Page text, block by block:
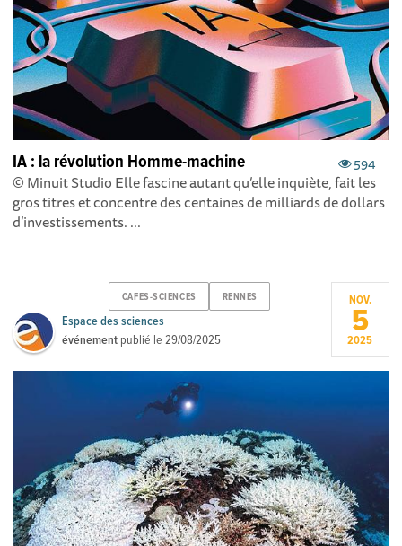
594
IA : la révolution Homme-machine
© Minuit Studio Elle fascine autant qu’elle inquiète, fait les
gros titres et concentre des centaines de milliards de dollars
d’investissements. ...
CAFES-SCIENCES RENNES
Espace des sciences
événement publié le29/08/2025
NOV.
5
2025